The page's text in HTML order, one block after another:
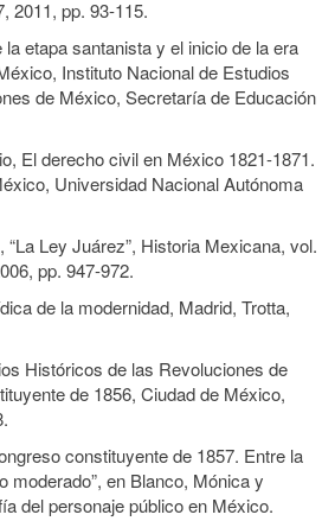
2011, pp. 93-115.
etapa santanista y el inicio de la era
Instituto Nacional de Estudios
de México, Secretaría de Educación
El derecho civil en México 1821-1871.
Universidad Nacional Autónoma
Ley Juárez”, Historia Mexicana, vol.
pp. 947-972.
de la modernidad, Madrid, Trotta,
Históricos de las Revoluciones de
de 1856, Ciudad de México,
constituyente de 1857. Entre la
moderado”, en Blanco, Mónica y
del personaje público en México.